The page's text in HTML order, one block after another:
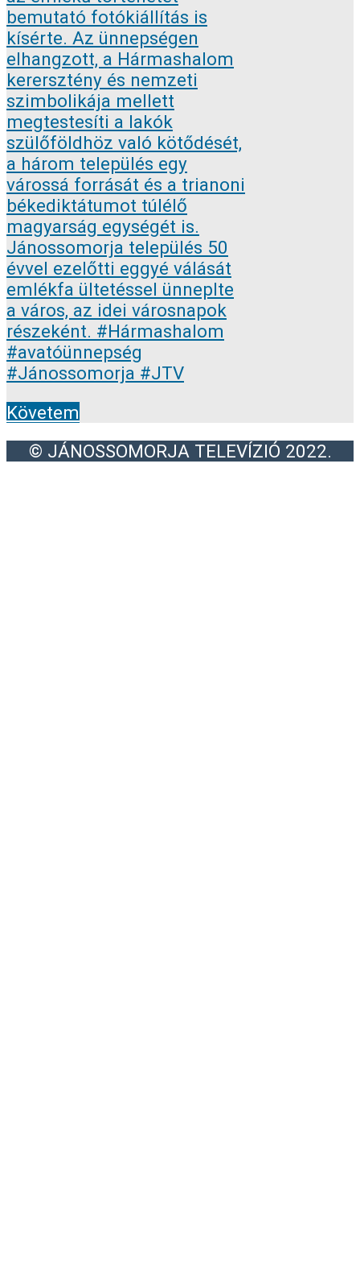
Követem
© JÁNOSSOMORJA TELEVÍZIÓ 2022.